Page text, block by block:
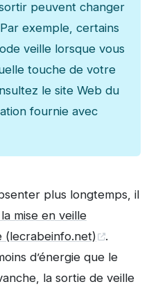
peuvent changer
exemple, certains
veille lorsque vous
touche de votre
le site Web du
fournie avec
plus longtemps, il
mise en veille
(lecrabeinfo.net)
.
d’énergie que le
la sortie de veille